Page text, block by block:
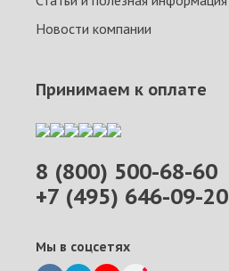
Новости компании
8 (800) 500-68-60
+7 (495) 646-09-20
Мы в соцсетях
Принимаем к оплате